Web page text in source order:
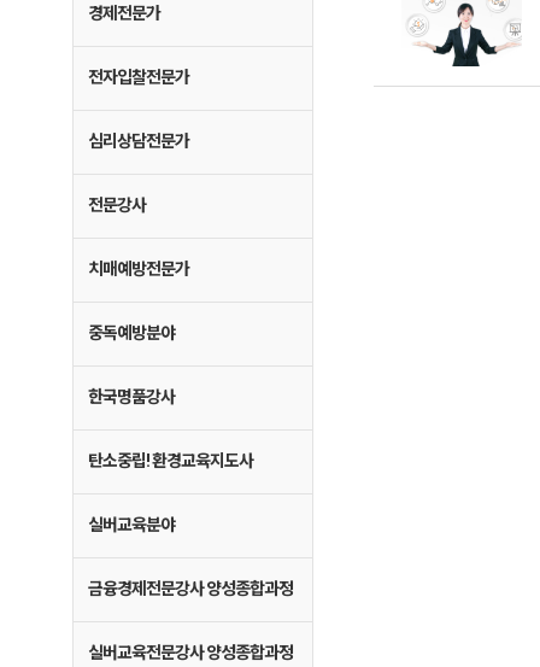
경제전문가
전자입찰전문가
심리상담전문가
전문강사
치매예방전문가
중독예방분야
한국명품강사
탄소중립! 환경교육지도사
실버교육분야
금융경제전문강사 양성종합과정
실버교육전문강사 양성종합과정